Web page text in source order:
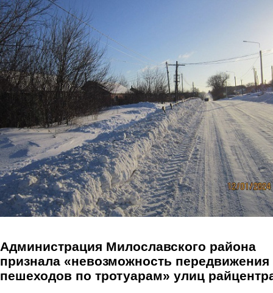
Перейти к основному содержанию
Администрация Милославского района
признала «невозможность передвижения
пешеходов по тротуарам» улиц